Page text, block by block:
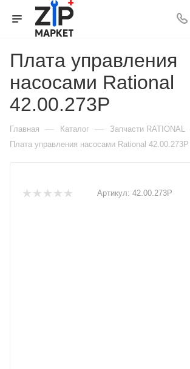
Плата управления
насосами Rational
42.00.273P
Главная — Каталог — Запчасти RATIONAL
Плата управления насосами Rational 42.00.273P
Артикул: 42.00.273P